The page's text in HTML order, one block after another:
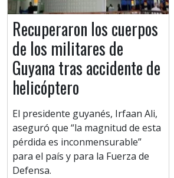
Recuperaron los cuerpos
de los militares de
Guyana tras accidente de
helicóptero
El presidente guyanés, Irfaan Ali,
aseguró que “la magnitud de esta
pérdida es inconmensurable”
para el país y para la Fuerza de
Defensa.